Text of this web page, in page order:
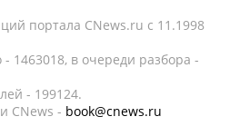
портала CNews.ru c 11.1998
1463018, в очереди разбора -
- 199124.
CNews - book@cnews.ru